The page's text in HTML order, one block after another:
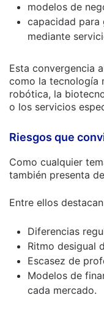
modelos de
capacidad para
mediante
Esta convergencia
como la tecnología
robótica, la
o los servicios
Riesgos que
Como cualquier
también presenta
Entre ellos
Diferencias
Ritmo desigual
Escasez de
Modelos de
cada mercado.